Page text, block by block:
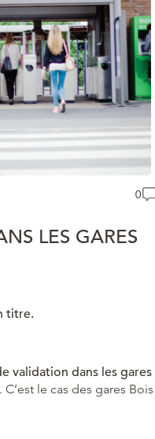
0
LES GARES
titre.
validation dans les gares
le cas des gares Bois